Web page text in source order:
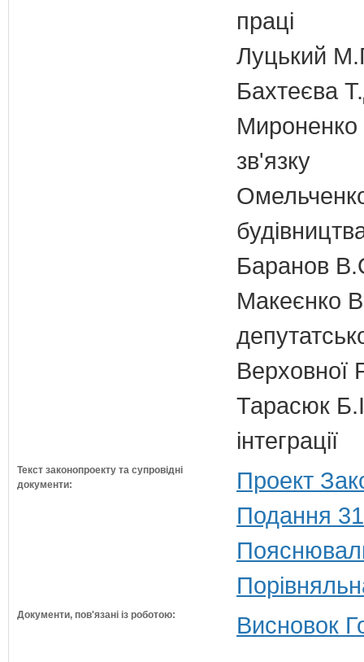
праці
Луцький
Бахтеєва
Мироненко
зв'язку
Баранов
Макеєнко
Верховної
Тарасюк
інтеграції
Текст законопроекту та супровідні
документи:
Проект
Подання
Документи, пов'язані із роботою: Висновок